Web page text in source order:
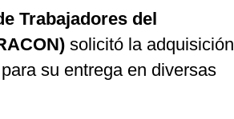
Trabajadores del
solicitó la adquisición
su entrega en diversas